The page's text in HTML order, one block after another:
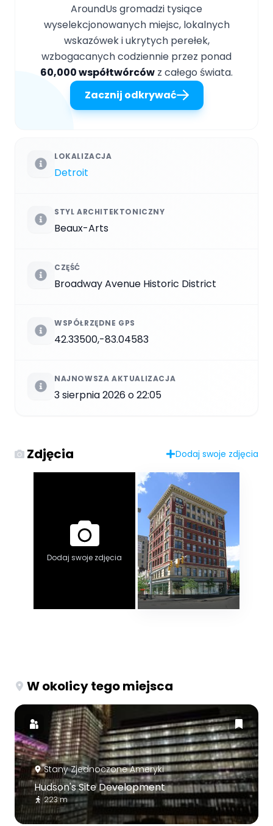
AroundUs gromadzi tysiące
wyselekcjonowanych miejsc, lokalnych
wskazówek i ukrytych perełek,
wzbogacanych codziennie przez ponad
60,000 współtwórców z całego świata.
Zacznij odkrywać
LOKALIZACJA
Detroit
STYL ARCHITEKTONICZNY
Beaux-Arts
CZĘŚĆ
Broadway Avenue Historic District
WSPÓŁRZĘDNE GPS
42.33500,-83.04583
NAJNOWSZA AKTUALIZACJA
3 sierpnia 2026 o 22:05
Zdjęcia Dodaj swoje zdjęcia
Dodaj swoje zdjęcia
W okolicy tego miejsca
Stany Zjednoczone Ameryki
Hudson's Site Development
223 m